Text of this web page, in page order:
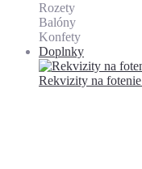
Rozety
Balóny
Konfety
Doplnky
Rekvizity na fotenie